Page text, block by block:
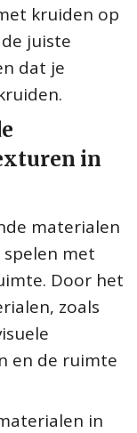
kruiden op
juiste
dat je
in
materialen
met
Door het
zoals
en de ruimte
in